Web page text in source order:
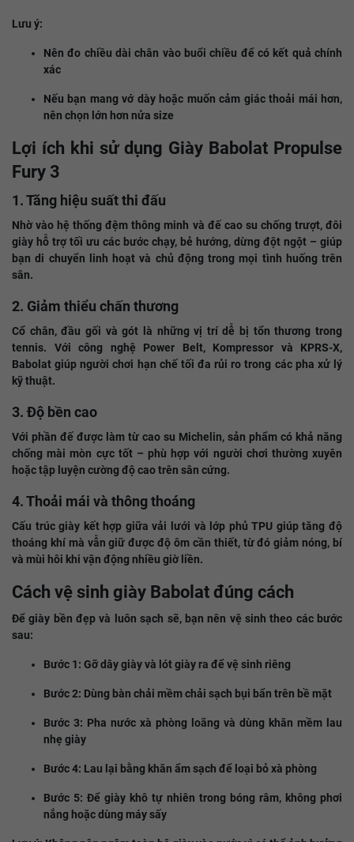
Lưu ý:
Nên đo chiều dài chân vào buổi chiều để có kết quả chính
xác
Nếu bạn mang vớ dày hoặc muốn cảm giác thoải mái hơn,
nên chọn lớn hơn nửa size
Lợi ích khi sử dụng Giày Babolat Propulse
Fury 3
1. Tăng hiệu suất thi đấu
Nhờ vào hệ thống đệm thông minh và đế cao su chống trượt, đôi
giày hỗ trợ tối ưu các bước chạy, bẻ hướng, dừng đột ngột – giúp
bạn di chuyển linh hoạt và chủ động trong mọi tình huống trên
sân.
2. Giảm thiểu chấn thương
Cổ chân, đầu gối và gót là những vị trí dễ bị tổn thương trong
tennis. Với công nghệ Power Belt, Kompressor và KPRS-X,
Babolat giúp người chơi hạn chế tối đa rủi ro trong các pha xử lý
kỹ thuật.
3. Độ bền cao
Với phần đế được làm từ cao su Michelin, sản phẩm có khả năng
chống mài mòn cực tốt – phù hợp với người chơi thường xuyên
hoặc tập luyện cường độ cao trên sân cứng.
4. Thoải mái và thông thoáng
Cấu trúc giày kết hợp giữa vải lưới và lớp phủ TPU giúp tăng độ
thoáng khí mà vẫn giữ được độ ôm cần thiết, từ đó giảm nóng, bí
và mùi hôi khi vận động nhiều giờ liền.
Cách vệ sinh giày Babolat đúng cách
Để giày bền đẹp và luôn sạch sẽ, bạn nên vệ sinh theo các bước
sau:
Bước 1: Gỡ dây giày và lót giày ra để vệ sinh riêng
Bước 2: Dùng bàn chải mềm chải sạch bụi bẩn trên bề mặt
Bước 3: Pha nước xà phòng loãng và dùng khăn mềm lau
nhẹ giày
Bước 4: Lau lại bằng khăn ẩm sạch để loại bỏ xà phòng
Bước 5: Để giày khô tự nhiên trong bóng râm, không phơi
nắng hoặc dùng máy sấy